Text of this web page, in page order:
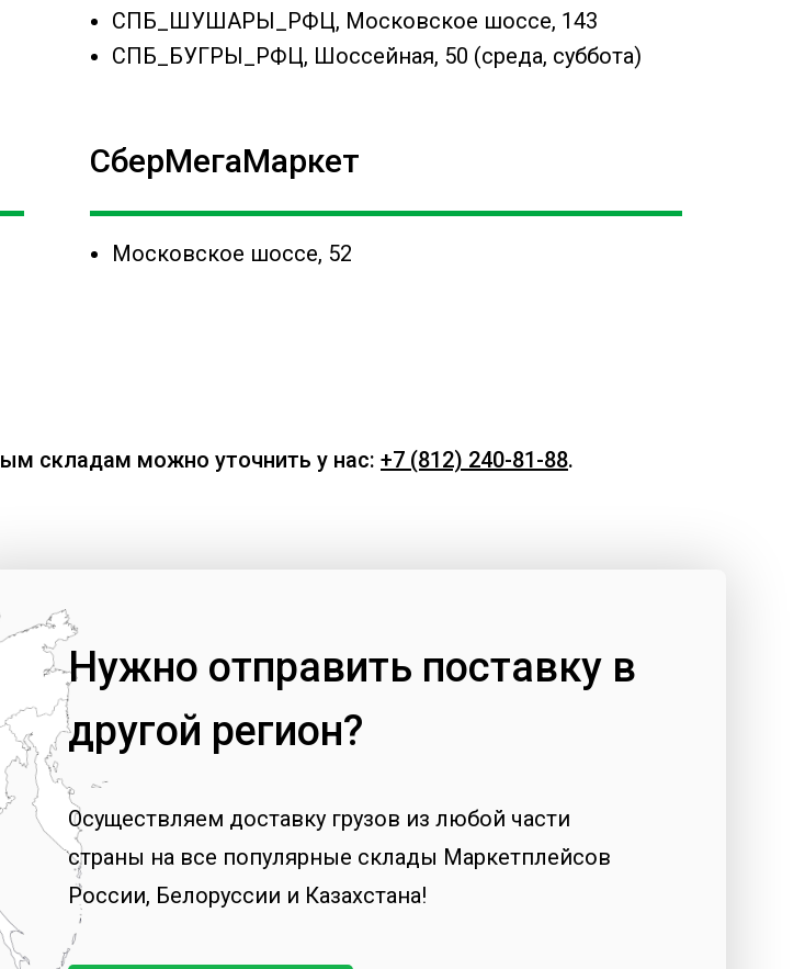
СПБ_ШУШАРЫ_РФЦ, Московское шоссе, 143
СПБ_БУГРЫ_РФЦ, Шоссейная, 50 (среда, суббота)
СберМегаМаркет
Московское шоссе, 52
складам можно уточнить у нас: +7 (812) 240-81-88.
Осуществляем доставку грузов из любой части
страны на все популярные склады Маркетплейсов
России, Белоруссии и Казахстана!
Нужно отправить поставку в
другой регион?